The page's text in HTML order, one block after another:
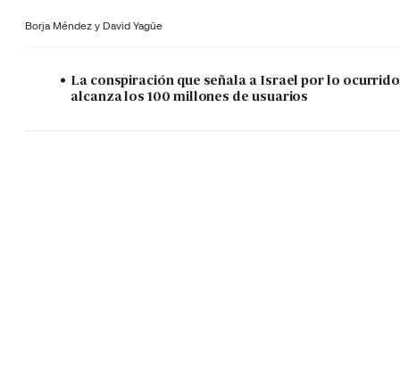
Borja Méndez y David Yagüe
La conspiración que señala a Israel por lo ocurrido
alcanza los 100 millones de usuarios